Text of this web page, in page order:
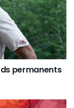
permanents